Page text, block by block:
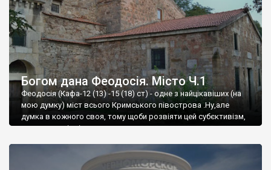
Богом дана Феодосія. Місто Ч.1
Феодосія (Кафа-12 (13) -15 (18) ст) - одне з найцікавіших (на
мою думку) міст всього Кримського півострова .Ну,але
думка в кожного своя, тому щоби розвіяти цей субєктивізм,
запрошую відвідати це